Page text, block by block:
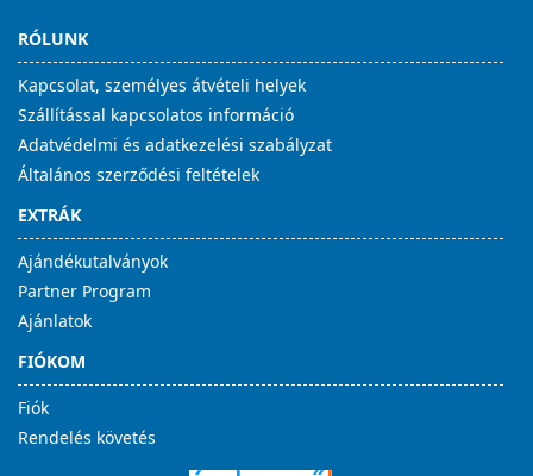
RÓLUNK
Kapcsolat, személyes átvételi helyek
Szállítással kapcsolatos információ
Adatvédelmi és adatkezelési szabályzat
Általános szerződési feltételek
EXTRÁK
Ajándékutalványok
Partner Program
Ajánlatok
FIÓKOM
Fiók
Rendelés követés